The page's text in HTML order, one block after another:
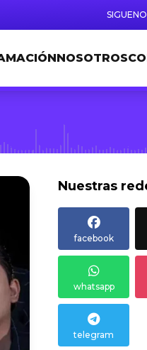
NOSOTROS
Nuestras
facebook
whatsapp
telegram